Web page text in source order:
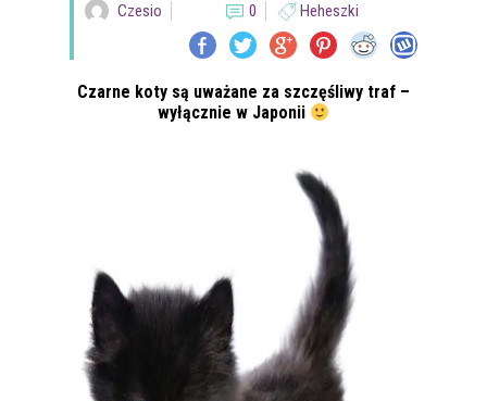
Czesio 0 Heheszki
Czarne koty są uważane za szczęśliwy traf –
wyłącznie w Japonii